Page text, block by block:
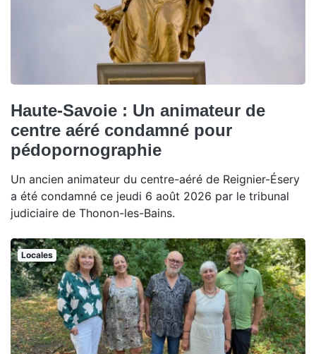
Haute-Savoie : Un animateur de
centre aéré condamné pour
pédopornographie
Un ancien animateur du centre-aéré de Reignier-Ésery
a été condamné ce jeudi 6 août 2026 par le tribunal
judiciaire de Thonon-les-Bains.
Locales